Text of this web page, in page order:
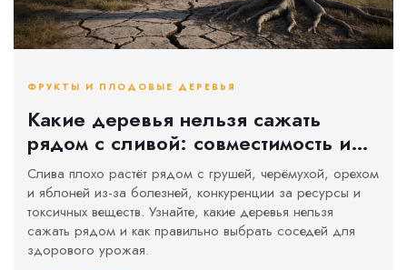
ФРУКТЫ И ПЛОДОВЫЕ ДЕРЕВЬЯ
Какие деревья нельзя сажать
рядом с сливой: совместимость и
ошибки садоводов
Слива плохо растёт рядом с грушей, черёмухой, орехом
и яблоней из-за болезней, конкуренции за ресурсы и
токсичных веществ. Узнайте, какие деревья нельзя
сажать рядом и как правильно выбрать соседей для
здорового урожая.